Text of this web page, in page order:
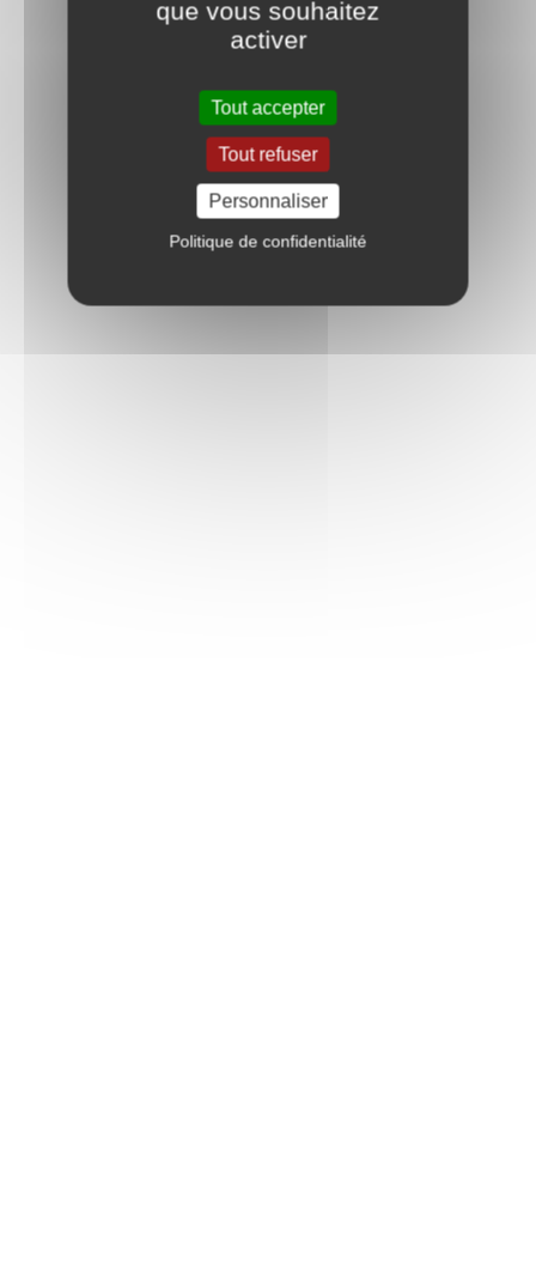
que vous souhaitez
activer
Tout accepter
Tout refuser
Personnaliser
Politique de confidentialité